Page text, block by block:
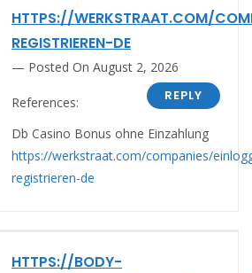
HTTPS://WERKSTRAAT.COM/
REGISTRIEREN-DE
Posted On August 2, 2026
REPLY
References:
Db Casino Bonus ohne Einzahlung
https://werkstraat.com/companies/
registrieren-de
HTTPS://BODY-